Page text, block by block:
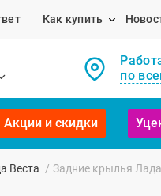
Как купить
по
Акции и скидки
Веста / Задние крылья